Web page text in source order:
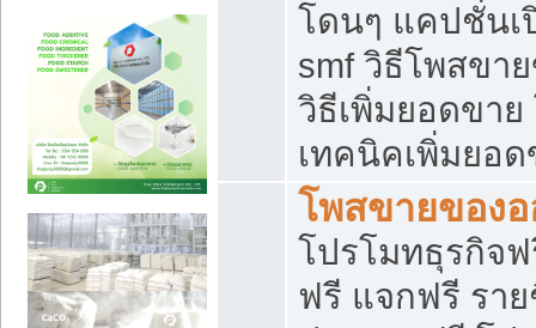
โดนๆ แคปชั่นเ
smf วิธีโพสขา
วิธีเพิ่มยอดขาย
เทคนิคเพิ่มยอด
โพสขายของ
โปรโมทธุรกิจ
ฟรี แจกฟรี ราย